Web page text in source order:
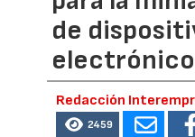
de
Redacción
2459